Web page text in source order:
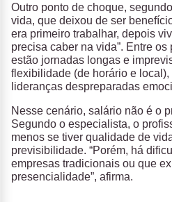
Outro ponto de choque,
vida, que deixou de ser
era primeiro trabalhar, depois
precisa caber na vida”. Entre
estão jornadas longas e
flexibilidade (de horário e local),
lideranças despreparadas
Nesse cenário, salário não é o
Segundo o especialista, o
menos se tiver qualidade de
previsibilidade. “Porém, há
empresas tradicionais ou que
presencialidade”, afirma.